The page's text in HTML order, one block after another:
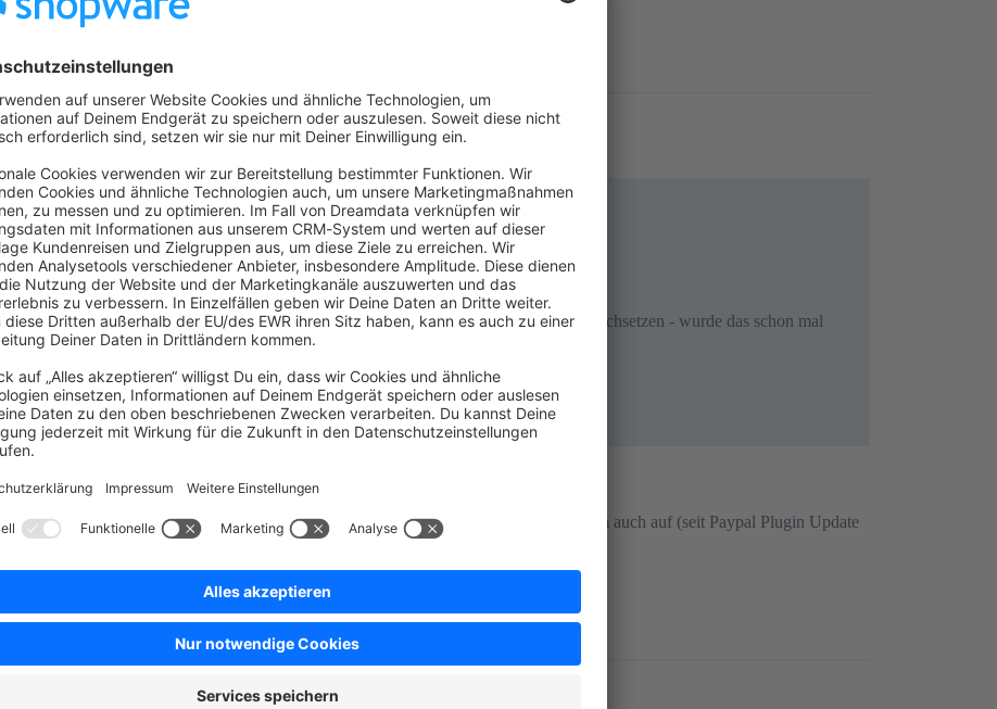
auf v3.0.1. (Shopware Version 5.5.8).
die zu einem Timeout führen können. Daher kann man das Timeout auch hochsetzen - wurde das schon mal
leider offensichtlich nicht zu der Seite, die du teilen wolltest. Bei uns tritt das Problem auch auf (seit Paypal Plugin Update